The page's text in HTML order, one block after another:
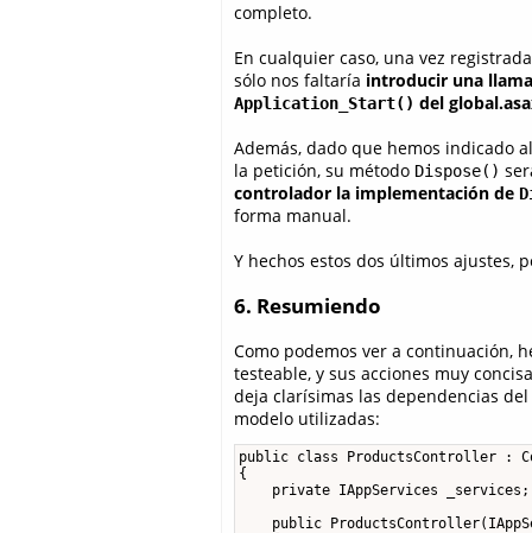
completo.
En cualquier caso, una vez
sólo nos faltaría introducir una
Application_Start() del
Además, dado que hemos indicado
la petición, su método Dispose()
controlador la implementación de
forma manual.
Y hechos estos dos últimos ajustes,
6. Resumiendo
Como podemos ver a continuación,
testeable, y sus acciones muy
deja clarísimas las dependencias
modelo utilizadas:
public class ProductsController :
{
    private IAppServices _services;
public